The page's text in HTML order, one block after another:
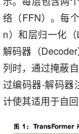
络（FFN）。每
n）和层归一化（
解码器（
列时，通过掩蔽
过编码器-解码器
计使其适用于自